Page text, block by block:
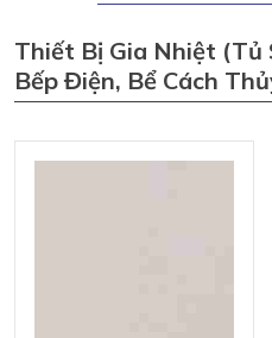
Thiết Bị Gia Nhiệt (tủ
Bếp Điện, Bể Cách